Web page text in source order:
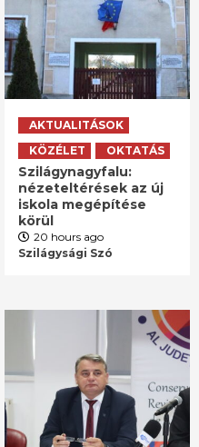
AKTUALITÁSOK
KÖZÉLET
OKTATÁS
Szilágynagyfalu:
nézeteltérések az új
iskola megépítése
körül
20 hours ago
Szilágysági Szó